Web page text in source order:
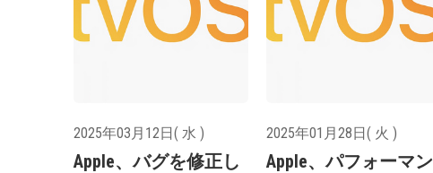
2025年03月12日( 水 )
Apple、バグを修正し
2025年01月28日( 火 )
Apple、パフォーマン